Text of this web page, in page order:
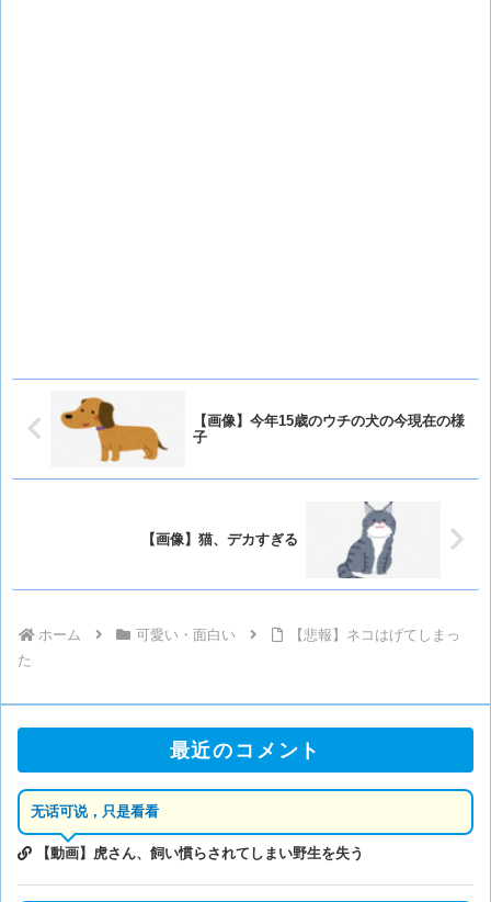
【画像】今年15歳のウチの犬の今現在の様
子
【画像】猫、デカすぎる
ホーム 可愛い・面白い
【悲報】ネコはげてしまっ
た
最近のコメント
无话可说，只是看看
【動画】虎さん、飼い慣らされてしまい野生を失う